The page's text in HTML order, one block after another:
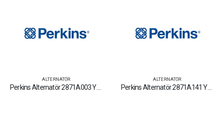
ALTERNATÖR
Perkins Alternatör 2871A003 Yedek Parça Fiyat Tamir Bakım Satan Firmalar
ALTERNATÖR
Perkins Alternatör 2871A141 Yedek Parça Fiyat Tamir Bakım Satan Firmalar